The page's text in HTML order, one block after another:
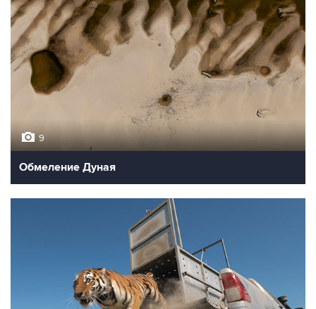
9
Обмеление Дуная